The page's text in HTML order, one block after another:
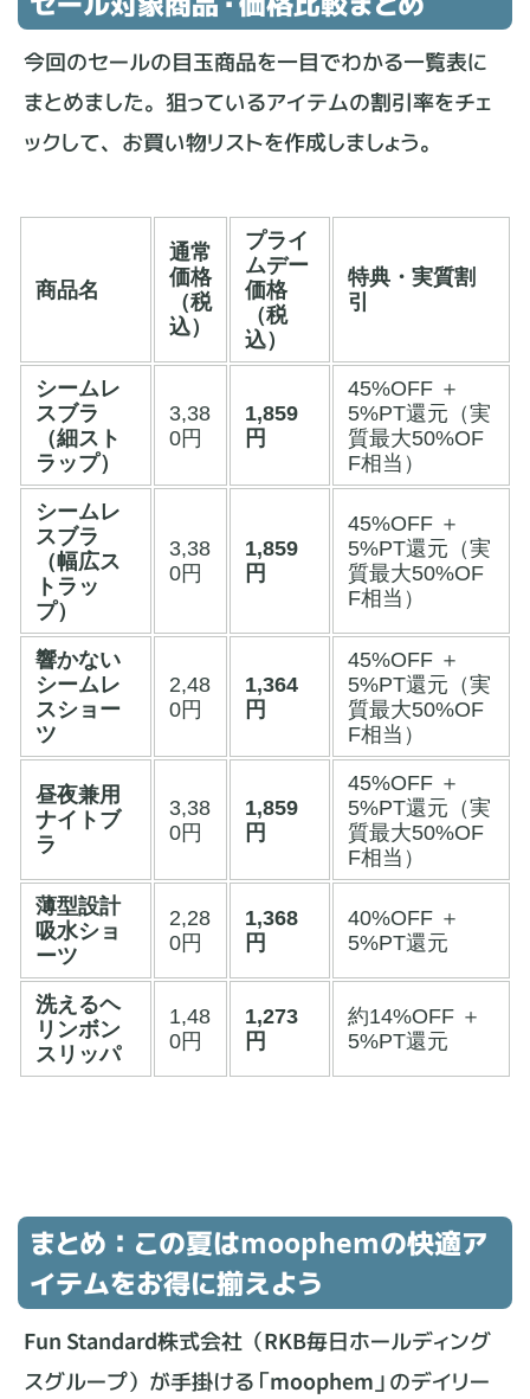
今回のセールの目玉商品を一目でわかる一覧表に
まとめました。狙っているアイテムの割引率をチェ
ックして、お買い物リストを作成しましょう。
商品名
通常
価格
（税
込）
プライ
ムデー
価格
（税
込）
特典・実質割
引
シームレ
スブラ
（細スト
ラップ）
3,38
0円
1,859
円
45%OFF ＋
5%PT還元（実
質最大50%OF
F相当）
シームレ
スブラ
（幅広ス
トラッ
プ）
3,38
0円
1,859
円
45%OFF ＋
5%PT還元（実
質最大50%OF
F相当）
響かない
シームレ
スショー
ツ
2,48
0円
1,364
円
45%OFF ＋
5%PT還元（実
質最大50%OF
F相当）
昼夜兼用
ナイトブ
ラ
3,38
0円
1,859
円
45%OFF ＋
5%PT還元（実
質最大50%OF
F相当）
薄型設計
吸水ショ
ーツ
2,28
0円
1,368
円
40%OFF ＋
5%PT還元
洗えるヘ
リンボン
スリッパ
1,48
0円
1,273
円
約14%OFF ＋
5%PT還元
まとめ：この夏はmoophemの快適ア
イテムをお得に揃えよう
Fun Standard株式会社（RKB毎日ホールディング
スグループ）が手掛ける「moophem」のデイリー